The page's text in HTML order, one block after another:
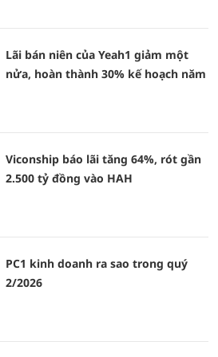
Lãi bán niên của Yeah1 giảm một
nửa, hoàn thành 30% kế hoạch năm
Viconship báo lãi tăng 64%, rót gần
2.500 tỷ đồng vào HAH
PC1 kinh doanh ra sao trong quý
2/2026